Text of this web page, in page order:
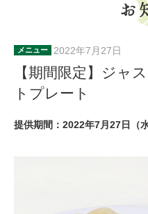
メニュー 2022年7月27日
【期間限定】ジャ
トプレート
提供期間：2022年7月27日（